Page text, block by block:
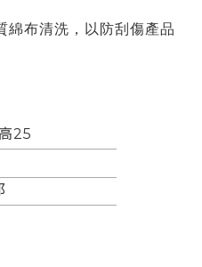
綿布清洗，以防刮傷產品
25